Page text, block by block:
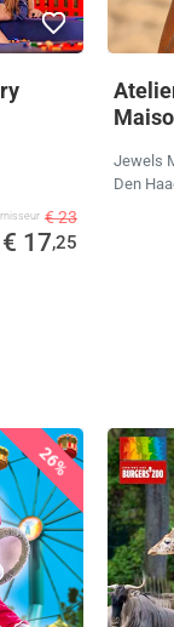
€ 23
€ 17,25
Jewels
Den
26%